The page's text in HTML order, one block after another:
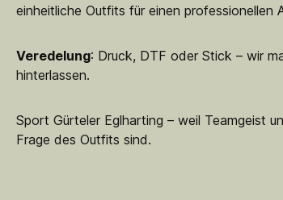
einheitliche Outfits für einen professionellen
Veredelung: Druck, DTF oder Stick – wir
hinterlassen.
Sport Gürteler Eglharting – weil Teamgeist
Frage des Outfits sind.